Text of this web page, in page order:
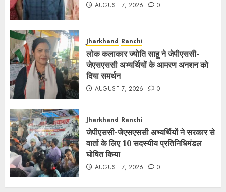
AUGUST 7, 2026 0
Jharkhand Ranchi
लोक कलाकार ज्योति साहू ने जेपीएससी-
जेएसएससी अभ्यर्थियों के आमरण अनशन को
दिया समर्थन
AUGUST 7, 2026 0
Jharkhand Ranchi
जेपीएससी-जेएसएससी अभ्यर्थियों ने सरकार से
वार्ता के लिए 10 सदस्यीय प्रतिनिधिमंडल
घोषित किया
AUGUST 7, 2026 0